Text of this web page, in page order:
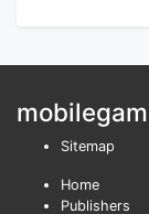
Sitemap
Home
Publishers